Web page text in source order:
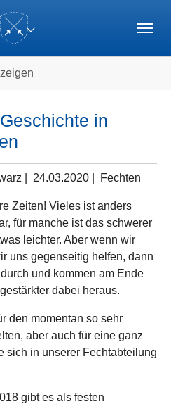
in
| 24.03.2020 Fechten
Zeiten! Vieles ist anders
für manche ist das schwerer
leichter. Aber wenn wir
uns gegenseitig helfen, dann
und kommen am Ende
dabei heraus.
den momentan so sehr
aber auch für eine ganz
sich in unserer Fechtabteilung
gibt es als festen